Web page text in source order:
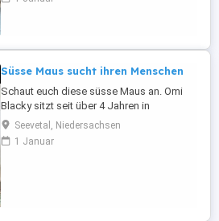
Attest über ihren guten
widmen kann, die sie verdient; sie liebt
Kinder und versteht ...
Süsse Maus sucht ihren Menschen
Schaut euch diese süsse Maus an. Omi
Blacky sitzt seit über 4 Jahren in
Rumänien in einer Tötungstation. Ihr Blick,
sie sucht, sehnsucht nach Liebe und
einem schönen Zuhause . Sie wünscht
Seevetal, Niedersachsen
1 Januar